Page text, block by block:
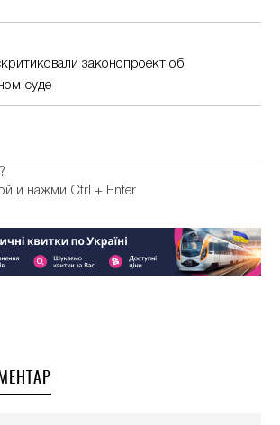
законопроект об
суде
и нажми Ctrl + Enter